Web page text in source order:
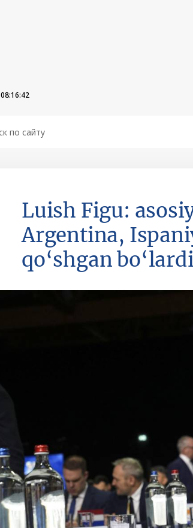
08:16:43
Luish Figu:
Argentina,
qo‘shgan